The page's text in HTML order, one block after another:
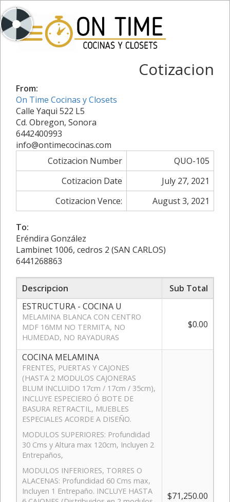
Cotizacion
From:
On Time Cocinas y Closets
Calle Yaqui 522 L5
Cd. Obregon, Sonora
6442400993
info@ontimecocinas.com
Cotizacion Number
QUO-105
Cotizacion Date
July 27, 2021
Cotizacion Vence:
August 3, 2021
To:
Eréndira González
Lambinet 1006, cedros 2 (SAN CARLOS)
6441268863
Descripcion
Sub Total
ESTRUCTURA - COCINA U
MELAMINA BLANCA CON CENTRO
MDF 16MM NO TERMITA, NO
HUMEDAD, NO RAYADURAS
$0.00
COCINA MELAMINA
FRENTES, PUERTAS Y CAJONES
(HASTA 2 MODULOS CAJONERAS
BLUM INCLUIDO 17cm / 17cm / 35cm),
INCLUYE ESPECIERO Ó BOTE DE
BASURA RETRACTIL, MUEBLES
ESPECIALES ACORDE A DISEÑO.
MODULOS SUPERIORES: Profundidad
30 Cms y Altura max 120cm, Incluyen 2
Entrepaños,
MODULOS INFERIORES, TORRES O
ALACENAS: Profundidad 60 Cms max,
Incluyen 1 Entrepaño. INCLUYE HASTA
$71,250.00